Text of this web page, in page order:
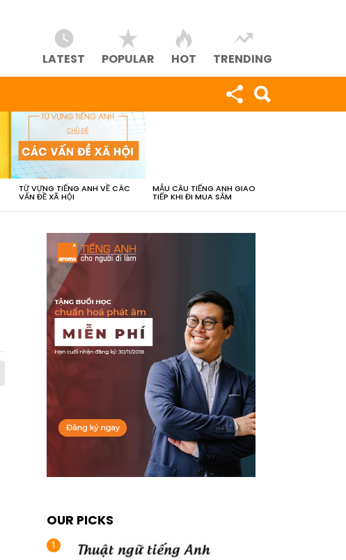
LATEST POPULAR HOT TRENDING
TỪ VỰNG TIẾNG ANH VỀ CÁC
VẤN ĐỀ XÃ HỘI
MẪU CÂU TIẾNG ANH GIAO
TIẾP KHI ĐI MUA SẮM
OUR PICKS